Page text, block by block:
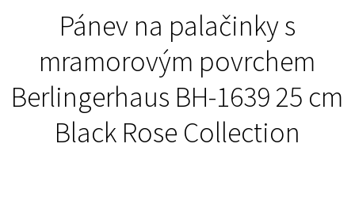
Pánev na palačinky s
mramorovým povrchem
Berlingerhaus BH-1639 25 cm
Black Rose Collection